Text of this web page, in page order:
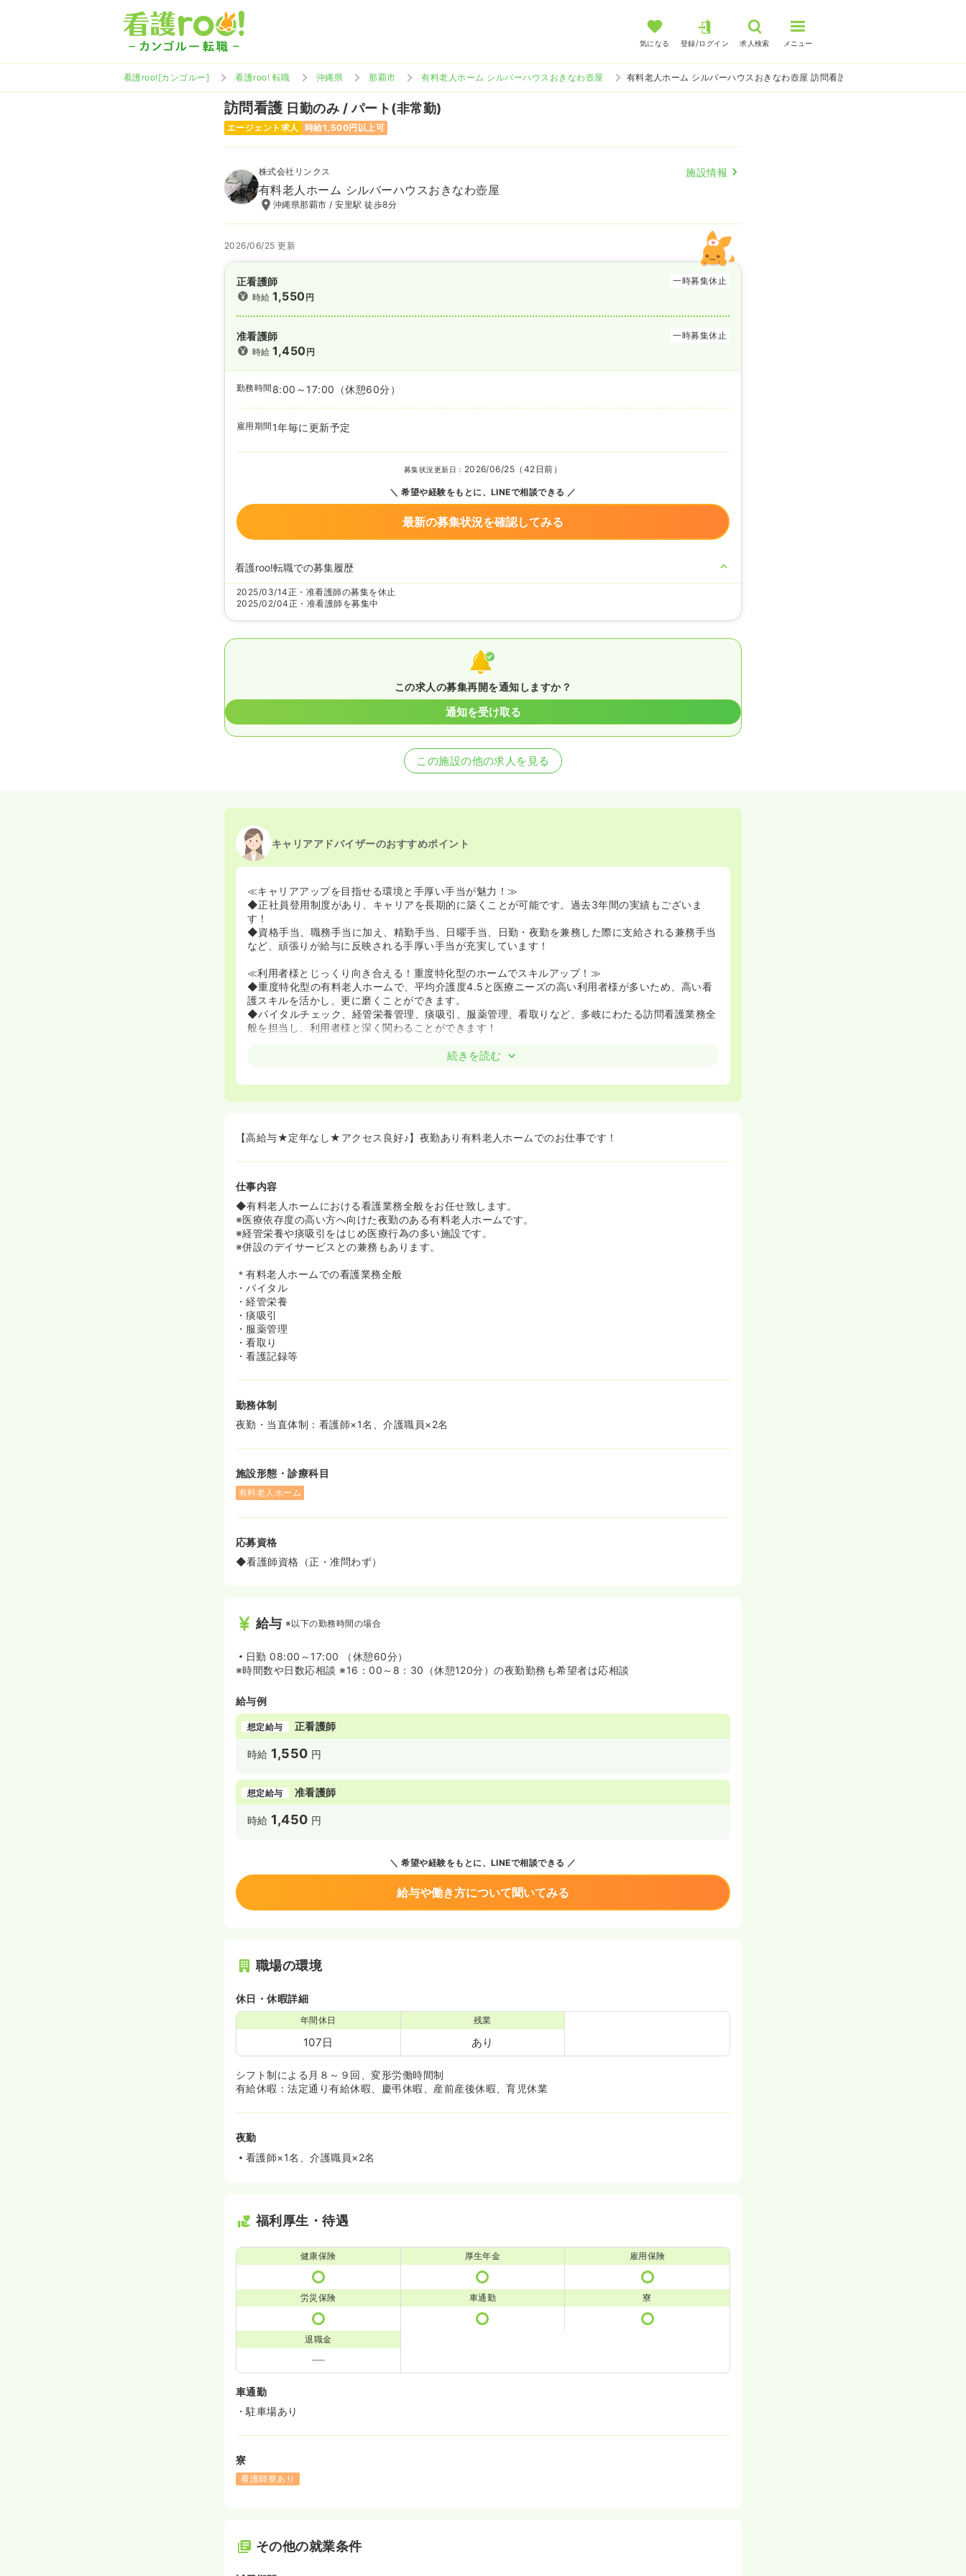
気になる 登録/ログイン 求人検索 メニュー
看護roo![カンゴルー] 看護roo! 転職 沖縄県 那覇市 有料老人ホーム シルバーハウスおきなわ壺屋 有料老人ホーム シルバーハウスおきなわ壺屋 訪問看護の看護師求人
訪問看護 日勤のみ / パート(非常勤)
エージェント求人 時給1,500円以上可
株式会社リンクス 施設情報
有料老人ホーム シルバーハウスおきなわ壺屋
沖縄県那覇市 / 安里駅 徒歩8分
2026/06/25 更新
正看護師
一時募集休止
時給1,550円
准看護師
一時募集休止
時給1,450円
勤務時間 8:00～17:00 （休憩60分）
雇用期間 1年毎に更新予定
募集状況更新日： 2026/06/25（42日前）
希望や経験をもとに、LINEで相談できる
最新の募集状況を確認してみる
看護roo!転職での募集履歴
2025/03/14正・准看護師の募集を休止
2025/02/04正・准看護師を募集中
この求人の募集再開を通知しますか？
通知を受け取る
この施設の他の求人を見る
キャリアアドバイザーのおすすめポイント
≪キャリアアップを目指せる環境と手厚い手当が魅力！≫
◆正社員登用制度があり、キャリアを長期的に築くことが可能です。過去3年間の実績もございま
す！
◆資格手当、職務手当に加え、精勤手当、日曜手当、日勤・夜勤を兼務した際に支給される兼務手当
など、頑張りが給与に反映される手厚い手当が充実しています！
≪利用者様とじっくり向き合える！重度特化型のホームでスキルアップ！≫
◆重度特化型の有料老人ホームで、平均介護度4.5と医療ニーズの高い利用者様が多いため、高い看
護スキルを活かし、更に磨くことができます。
◆バイタルチェック、経管栄養管理、痰吸引、服薬管理、看取りなど、多岐にわたる訪問看護業務全
般を担当し、利用者様と深く関わることができます！
≪プライベートも充実！しっかり休める勤務体制！≫
◆育児休業、介護休業の取得実績もあり、ライフイベントに合わせて長く働くことができます。
続きを読む
【高給与★定年なし★アクセス良好♪】夜勤あり有料老人ホームでのお仕事です！
仕事内容
◆有料老人ホームにおける看護業務全般をお任せ致します。
※医療依存度の高い方へ向けた夜勤のある有料老人ホームです。
※経管栄養や痰吸引をはじめ医療行為の多い施設です。
※併設のデイサービスとの兼務もあります。
＊有料老人ホームでの看護業務全般
・バイタル
・経管栄養
・痰吸引
・服薬管理
・看取り
・看護記録等
勤務体制
夜勤・当直体制：看護師×1名、介護職員×2名
施設形態・診療科目
有料老人ホーム
応募資格
◆看護師資格（正・准問わず）
給与 ※以下の勤務時間の場合
日勤 08:00～17:00 （休憩60分）
※時間数や日数応相談 ※16：00～8：30（休憩120分）の夜勤勤務も希望者は応相談
給与例
想定給与 正看護師
時給 1,550 円
想定給与 准看護師
時給 1,450 円
希望や経験をもとに、LINEで相談できる
給与や働き方について聞いてみる
職場の環境
休日・休暇詳細
年間休日
107日
残業
あり
シフト制による月８～９回、変形労働時間制
有給休暇：法定通り有給休暇、慶弔休暇、産前産後休暇、育児休業
夜勤
看護師×1名、介護職員×2名
福利厚生・待遇
健康保険 厚生年金 雇用保険
労災保険 車通勤 寮
退職金
車通勤
・駐車場あり
寮
看護師寮あり
その他の就業条件